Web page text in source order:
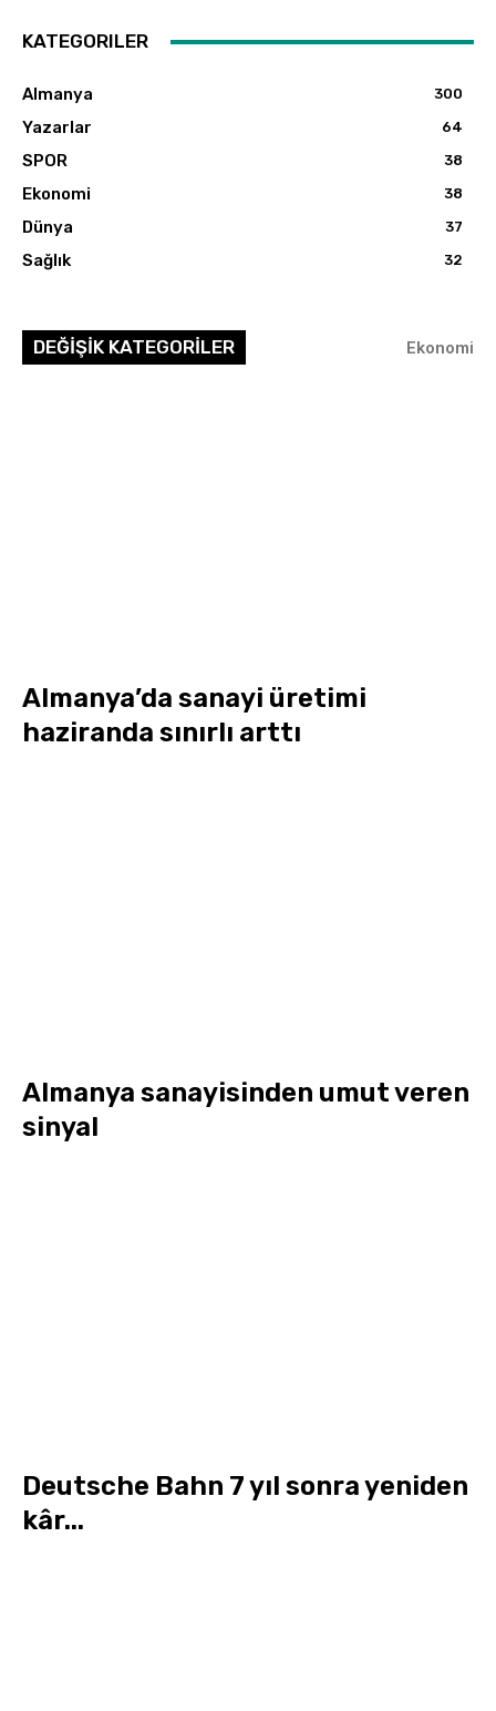
KATEGORILER
Almanya 300
Yazarlar 64
SPOR 38
Ekonomi 38
Dünya 37
Sağlık 32
DEĞİŞİK KATEGORİLER Ekonomi
Almanya’da sanayi üretimi
haziranda sınırlı arttı
Almanya sanayisinden umut veren
sinyal
Deutsche Bahn 7 yıl sonra yeniden
kâr...